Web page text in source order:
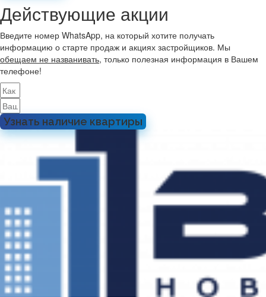
Действующие акции
Введите номер WhatsApp, на который хотите получать
информацию о старте продаж и акциях застройщиков. Мы
обещаем не названивать, только полезная информация в Вашем
телефоне!
Узнать наличие квартиры